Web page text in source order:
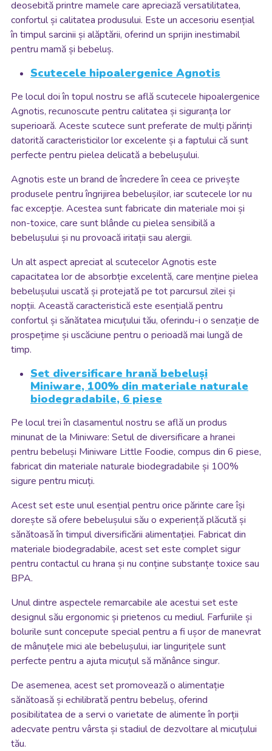
deosebită printre mamele care apreciază versatilitatea,
confortul și calitatea produsului. Este un accesoriu esențial
în timpul sarcinii și alăptării, oferind un sprijin inestimabil
pentru mamă și bebeluș.
Scutecele hipoalergenice Agnotis
Pe locul doi în topul nostru se află scutecele hipoalergenice
Agnotis, recunoscute pentru calitatea și siguranța lor
superioară. Aceste scutece sunt preferate de mulți părinți
datorită caracteristicilor lor excelente și a faptului că sunt
perfecte pentru pielea delicată a bebelușului.
Agnotis este un brand de încredere în ceea ce privește
produsele pentru îngrijirea bebelușilor, iar scutecele lor nu
fac excepție. Acestea sunt fabricate din materiale moi și
non-toxice, care sunt blânde cu pielea sensibilă a
bebelușului și nu provoacă iritații sau alergii.
Un alt aspect apreciat al scutecelor Agnotis este
capacitatea lor de absorbție excelentă, care menține pielea
bebelușului uscată și protejată pe tot parcursul zilei și
nopții. Această caracteristică este esențială pentru
confortul și sănătatea micuțului tău, oferindu-i o senzație de
prospețime și uscăciune pentru o perioadă mai lungă de
timp.
Set diversificare hrană bebeluși
Miniware, 100% din materiale naturale
biodegradabile, 6 piese
Pe locul trei în clasamentul nostru se află un produs
minunat de la Miniware: Setul de diversificare a hranei
pentru bebeluși Miniware Little Foodie, compus din 6 piese,
fabricat din materiale naturale biodegradabile și 100%
sigure pentru micuți.
Acest set este unul esențial pentru orice părinte care își
dorește să ofere bebelușului său o experiență plăcută și
sănătoasă în timpul diversificării alimentației. Fabricat din
materiale biodegradabile, acest set este complet sigur
pentru contactul cu hrana și nu conține substanțe toxice sau
BPA.
Unul dintre aspectele remarcabile ale acestui set este
designul său ergonomic și prietenos cu mediul. Farfuriile și
bolurile sunt concepute special pentru a fi ușor de manevrat
de mânuțele mici ale bebelușului, iar lingurițele sunt
perfecte pentru a ajuta micuțul să mănânce singur.
De asemenea, acest set promovează o alimentație
sănătoasă și echilibrată pentru bebeluș, oferind
posibilitatea de a servi o varietate de alimente în porții
adecvate pentru vârsta și stadiul de dezvoltare al micuțului
tău.